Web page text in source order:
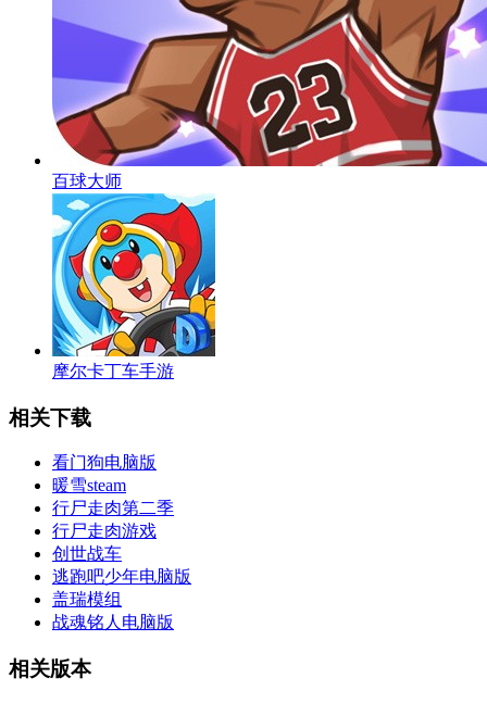
百球大师
摩尔卡丁车手游
相关下载
看门狗电脑版
暖雪steam
行尸走肉第二季
行尸走肉游戏
创世战车
逃跑吧少年电脑版
盖瑞模组
战魂铭人电脑版
相关版本